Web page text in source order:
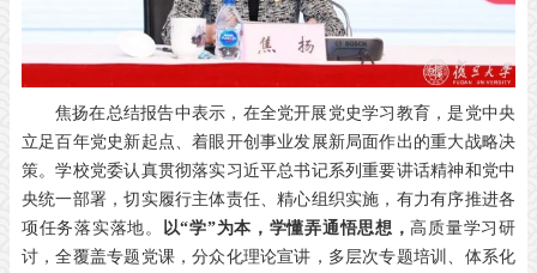
焦扬在总结报告中表示，在全党开展党史学习教育，是党中央
立足百年党史新起点、着眼开创事业发展新局面作出的重大战略决
策。学校党委认真贯彻落实习近平总书记系列重要讲话精神和党中
央统一部署，切实履行主体责任、精心组织实施，有力有序推进各
项任务落实落地。
以“学”为本，学懂弄通悟思想，高质量学习研
讨，全覆盖专题党课，分众化理论宣讲，多层次专题培训、体系化